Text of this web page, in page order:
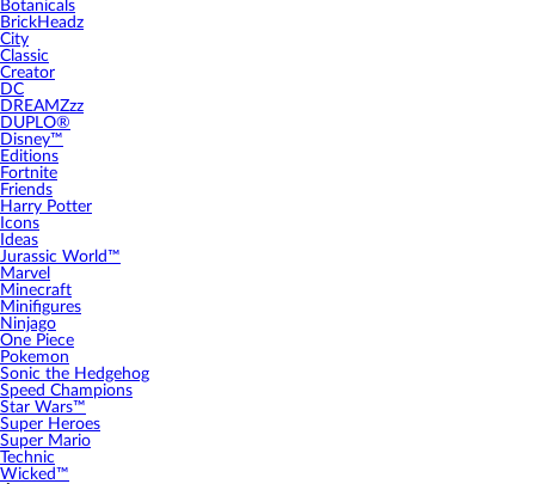
Botanicals
BrickHeadz
City
Classic
Creator
DC
DREAMZzz
DUPLO®
Disney™
Editions
Fortnite
Friends
Harry Potter
Icons
Ideas
Jurassic World™
Marvel
Minecraft
Minifigures
Ninjago
One Piece
Pokemon
Sonic the Hedgehog
Speed Champions
Star Wars™
Super Heroes
Super Mario
Technic
Wicked™